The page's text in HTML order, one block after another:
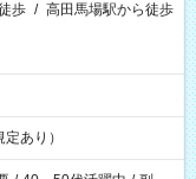
歩 / 高田馬場駅から徒歩
あり）